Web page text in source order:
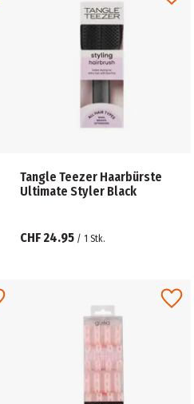
Tangle Teezer Haarbürste
Ultimate Styler Black
CHF 24.95 / 1 Stk.